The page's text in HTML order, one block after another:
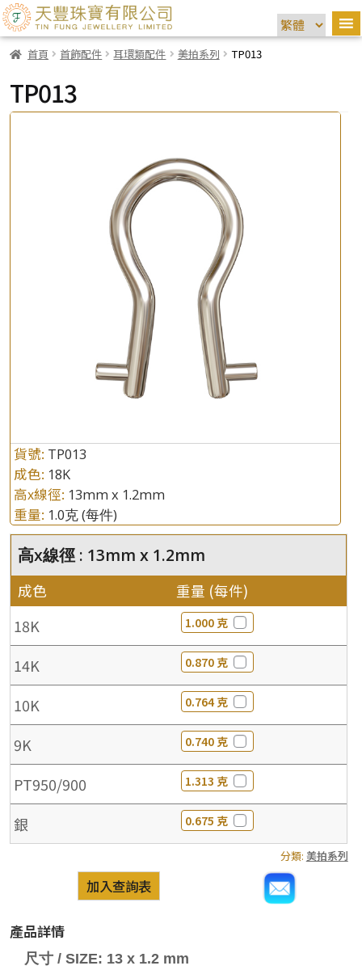
首頁 首飾配件 耳環類配件 美拍系列 TP013
TP013
貨號: TP013
成色: 18K
高x線徑: 13mm x 1.2mm
重量: 1.0克(每件)
高x線徑 : 13mm x 1.2mm
成色 重量 (每件)
18K 1.000 克
14K 0.870 克
10K 0.764 克
9K 0.740 克
PT950/900 1.313 克
銀 0.675 克
分類: 美拍系列
加入查詢表
產品詳情
尺寸 / SIZE: 13 x 1.2 mm